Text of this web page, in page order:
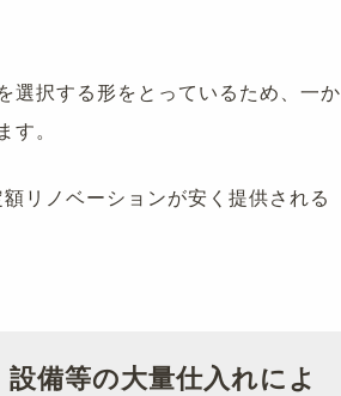
選択する形をとっているため、一か
す。
リノベーションが安く提供される
備等の大量仕入れによ